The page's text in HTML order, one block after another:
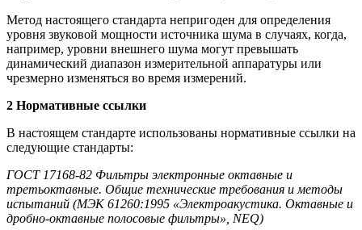
Метод настоящего стандарта непригоден для определения
уровня звуковой мощности источника шума в случаях, когда,
например, уровни внешнего шума могут превышать
динамический диапазон измерительной аппаратуры или
чрезмерно изменяться во время измерений.
2 Нормативные ссылки
В настоящем стандарте использованы нормативные ссылки на
следующие стандарты:
ГОСТ 17168-82 Фильтры электронные октавные и
третьоктавные. Общие технические требования и методы
испытаний (МЭК 61260:1995 «Электроакустика. Октавные и
дробно-октавные полосовые фильтры», NEQ)